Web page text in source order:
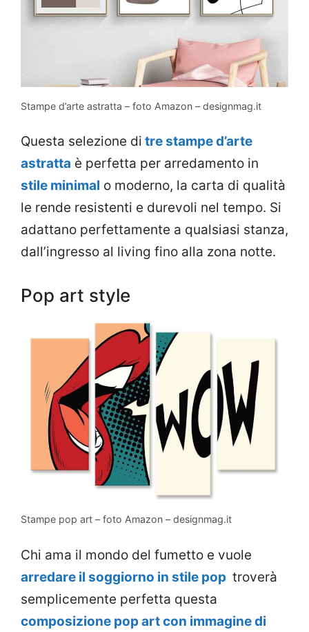
Stampe d’arte astratta – foto Amazon – designmag.it
Questa selezione di tre stampe d’arte
astratta è perfetta per arredamento in
stile minimal o moderno, la carta di qualità
le rende resistenti e durevoli nel tempo. Si
adattano perfettamente a qualsiasi stanza,
dall’ingresso al living fino alla zona notte.
Pop art style
Stampe pop art – foto Amazon – designmag.it
Chi ama il mondo del fumetto e vuole
arredare il soggiorno in stile pop troverà
semplicemente perfetta questa
composizione pop art con immagine di